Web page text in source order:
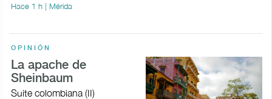
Hace 1 h | Mérida
OPINIÓN
La apache de
Sheinbaum
Suite colombiana (II)